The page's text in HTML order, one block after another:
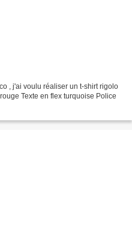
, j'ai voulu réaliser un t-shirt rigolo
Texte en flex turquoise Police